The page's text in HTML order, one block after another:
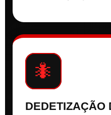
🐜
DEDETIZAÇÃO